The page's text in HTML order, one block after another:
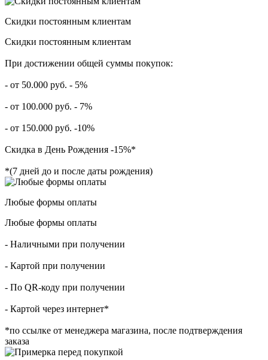
Скидки постоянным клиентам
Скидки постоянным клиентам
При достижении общей суммы покупок:
- от 50.000 руб. - 5%
- от 100.000 руб. - 7%
- от 150.000 руб. -10%
Скидка в День Рождения -15%*
*(7 дней до и после даты рождения)
Любые формы оплаты
Любые формы оплаты
- Наличными при получении
- Картой при получении
- По QR-коду при получении
- Картой через интернет*
*по ссылке от менеджера магазина, после подтверждения
заказа